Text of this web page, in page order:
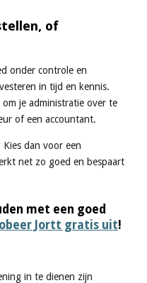
of
onder controle en
in tijd en kennis.
je administratie over te
of een accountant.
dan voor een
net zo goed en bespaart
met een goed
Jortt gratis uit!
in te dienen zijn